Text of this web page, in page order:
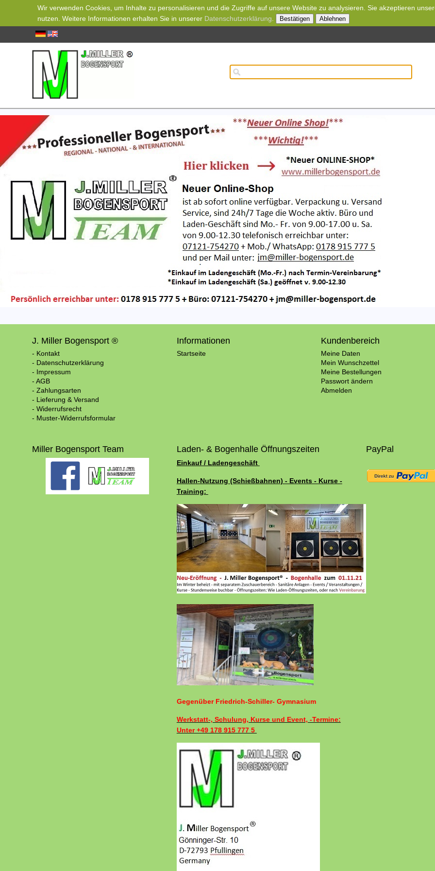
Wir verwenden Cookies, um Inhalte zu personalisieren und die Zugriffe auf unsere Website zu analysieren. Sie akzeptieren
nutzen. Weitere Informationen erhalten Sie in unserer Datenschutzerklärung Bestätigen Ablehnen
J. Miller Bogensport ®
- Kontakt
- Datenschutzerklärung
- Impressum
- AGB
- Zahlungsarten
- Lieferung & Versand
- Widerrufsrecht
- Muster-Widerrufsformular
Informationen
Startseite
Kundenbereich
Meine Daten
Mein Wunschzettel
Meine Bestellungen
Passwort ändern
Abmelden
Miller Bogensport Team Laden- & Bogenhalle Öffnungszeiten
Einkauf / Ladengeschäft
Hallen-Nutzung (Schießbahnen) - Events - Kurse -
Training:
Gegenüber Friedrich-Schiller- Gymnasium
Werkstatt-, Schulung, Kurse und Event, -Termine:
Unter +49 178 915 777 5
PayPal